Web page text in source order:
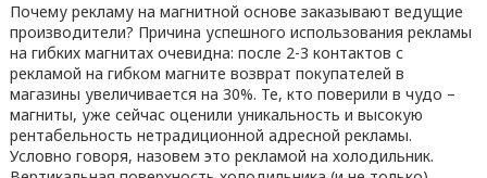
Почему рекламу на магнитной основе заказывают ведущие
производители? Причина успешного использования рекламы
на гибких магнитах очевидна: после 2-3 контактов с
рекламой на гибком магните возврат покупателей в
магазины увеличивается на 30%. Те, кто поверили в чудо –
магниты, уже сейчас оценили уникальность и высокую
рентабельность нетрадиционной адресной рекламы.
Условно говоря, назовем это рекламой на холодильник.